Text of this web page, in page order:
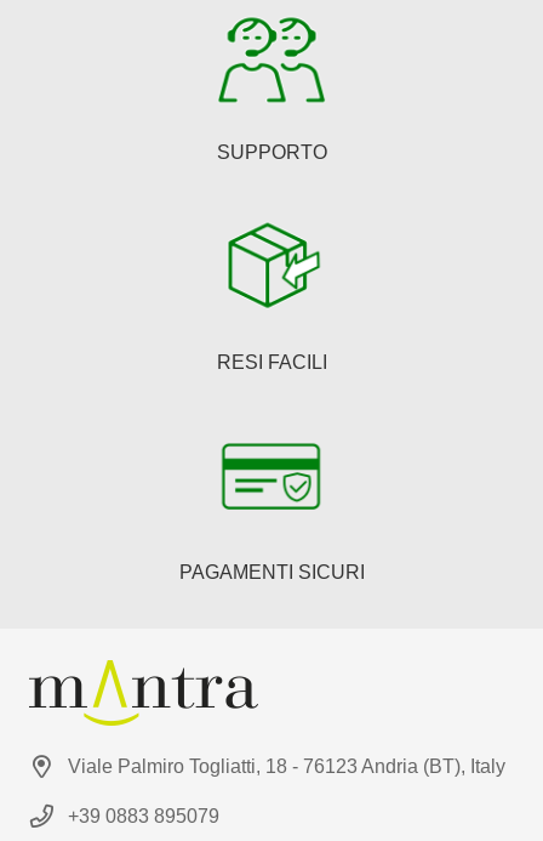
SUPPORTO
RESI FACILI
PAGAMENTI SICURI
Viale Palmiro Togliatti, 18 - 76123 Andria (BT), Italy
+39 0883 895079